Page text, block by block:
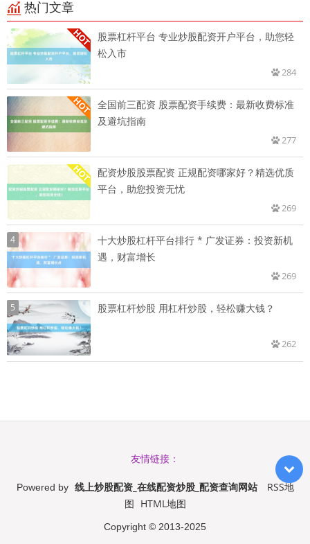
热门文章
股票杠杆平台 专业炒股配资开户平台，助您轻
松入市
284
全国前三配资 股票配资手续费：最新收费标准
及避坑指南
277
配资炒股股票配资 正规配资哪家好？精选优质
平台，助您投资无忧
269
4
十大炒股杠杆平台排行 * 广发证券：投资新机
遇，财富增长
269
5 股票杠杆炒股 用杠杆炒股，轻松赚大钱？
262
友情链接：
Powered by 线上炒股配资_在线配资炒股_配资查询网站
RSS地
图 HTML地图
Copyright © 2013-2025